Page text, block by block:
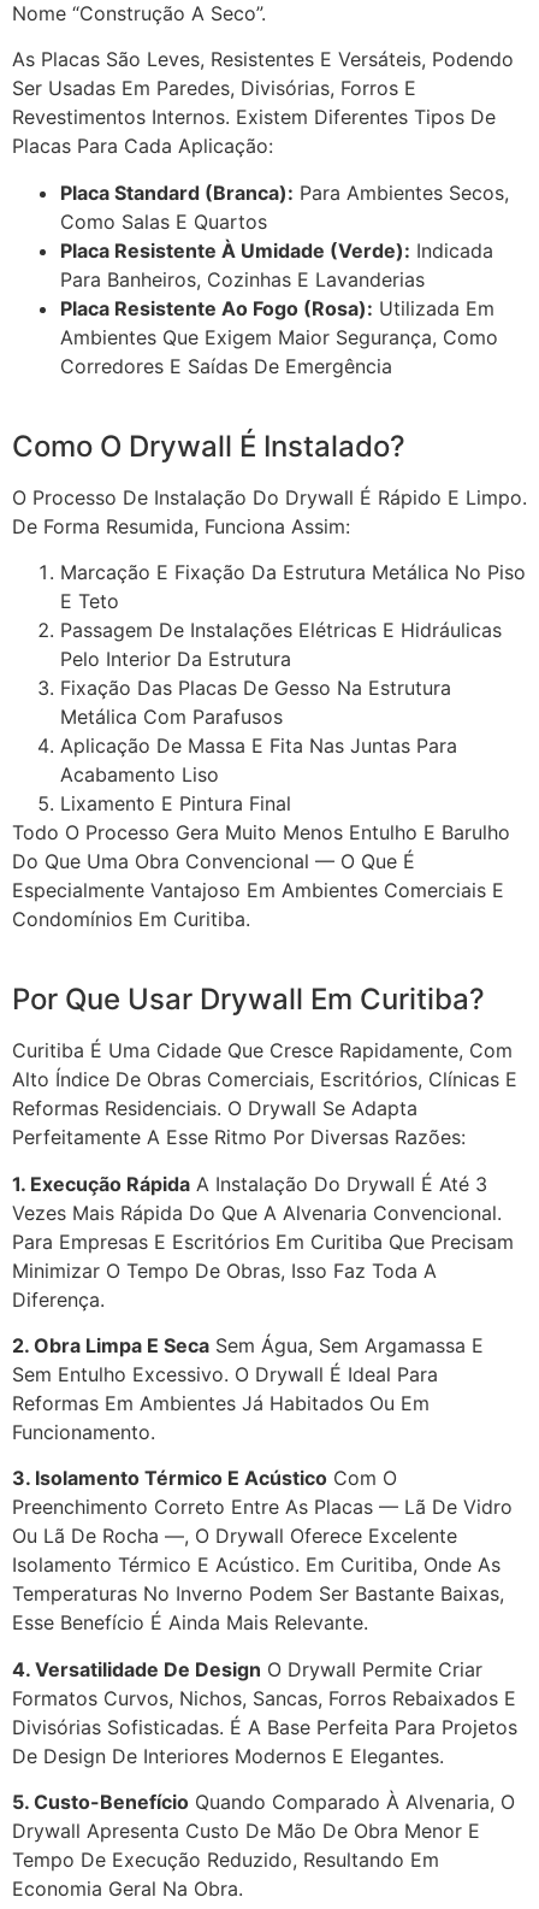
Nome “construção A Seco”.
As Placas São Leves, Resistentes E Versáteis, Podendo
Ser Usadas Em Paredes, Divisórias, Forros E
Revestimentos Internos. Existem Diferentes Tipos De
Placas Para Cada Aplicação:
Placa Standard (branca): Para Ambientes Secos,
Como Salas E Quartos
Placa Resistente À Umidade (verde): Indicada
Para Banheiros, Cozinhas E Lavanderias
Placa Resistente Ao Fogo (rosa): Utilizada Em
Ambientes Que Exigem Maior Segurança, Como
Corredores E Saídas De Emergência
Como O Drywall É Instalado?
O Processo De Instalação Do Drywall É Rápido E Limpo.
De Forma Resumida, Funciona Assim:
Marcação E Fixação Da Estrutura Metálica No Piso
E Teto
Passagem De Instalações Elétricas E Hidráulicas
Pelo Interior Da Estrutura
Fixação Das Placas De Gesso Na Estrutura
Metálica Com Parafusos
Aplicação De Massa E Fita Nas Juntas Para
Acabamento Liso
Lixamento E Pintura Final
Todo O Processo Gera Muito Menos Entulho E Barulho
Do Que Uma Obra Convencional — O Que É
Especialmente Vantajoso Em Ambientes Comerciais E
Condomínios Em Curitiba.
Por Que Usar Drywall Em Curitiba?
Curitiba É Uma Cidade Que Cresce Rapidamente, Com
Alto Índice De Obras Comerciais, Escritórios, Clínicas E
Reformas Residenciais. O Drywall Se Adapta
Perfeitamente A Esse Ritmo Por Diversas Razões:
1. Execução Rápida A Instalação Do Drywall É Até 3
Vezes Mais Rápida Do Que A Alvenaria Convencional.
Para Empresas E Escritórios Em Curitiba Que Precisam
Minimizar O Tempo De Obras, Isso Faz Toda A
Diferença.
2. Obra Limpa E Seca Sem Água, Sem Argamassa E
Sem Entulho Excessivo. O Drywall É Ideal Para
Reformas Em Ambientes Já Habitados Ou Em
Funcionamento.
3. Isolamento Térmico E Acústico Com O
Preenchimento Correto Entre As Placas — Lã De Vidro
Ou Lã De Rocha —, O Drywall Oferece Excelente
Isolamento Térmico E Acústico. Em Curitiba, Onde As
Temperaturas No Inverno Podem Ser Bastante Baixas,
Esse Benefício É Ainda Mais Relevante.
4. Versatilidade De Design O Drywall Permite Criar
Formatos Curvos, Nichos, Sancas, Forros Rebaixados E
Divisórias Sofisticadas. É A Base Perfeita Para Projetos
De Design De Interiores Modernos E Elegantes.
5. Custo-Benefício Quando Comparado À Alvenaria, O
Drywall Apresenta Custo De Mão De Obra Menor E
Tempo De Execução Reduzido, Resultando Em
Economia Geral Na Obra.